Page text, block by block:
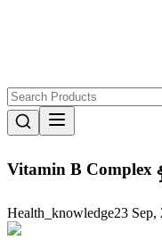
Vitamin B
Health_knowledge23 Sep,